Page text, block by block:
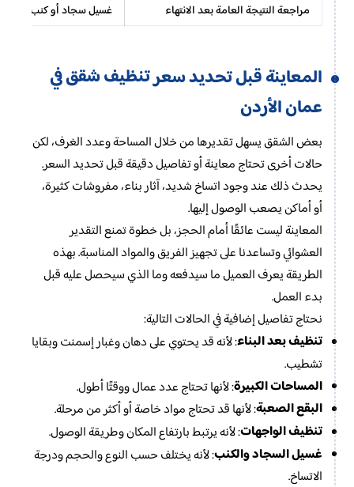
مراجعة النتيجة العامة بعد الانتهاء
غسيل سجاد أو كنب
المعاينة قبل تحديد سعرتنظيف شقق في
عمان الأردن
بعض الشقق يسهل تقديرها من خلال المساحة وعدد الغرف، لكن
حالات أخرى تحتاج معاينة أو تفاصيل دقيقة قبل تحديد السعر.
يحدث ذلك عند وجود اتساخ شديد، آثار بناء، مفروشات كثيرة،
أو أماكن يصعب الوصول إليها.
المعاينة ليست عائقًا أمام الحجز، بل خطوة تمنع التقدير
العشوائي وتساعدنا على تجهيز الفريق والمواد المناسبة. بهذه
الطريقة يعرف العميل ما سيدفعه وما الذي سيحصل عليه قبل
بدء العمل.
نحتاج تفاصيل إضافية في الحالات التالية:
تنظيف بعد البناء: لأنه قد يحتوي على دهان وغبار إسمنت وبقايا
تشطيب.
المساحات الكبيرة: لأنها تحتاج عدد عمال ووقتًا أطول.
البقع الصعبة: لأنها قد تحتاج مواد خاصة أو أكثر من مرحلة.
تنظيف الواجهات: لأنه يرتبط بارتفاع المكان وطريقة الوصول.
غسيل السجاد والكنب: لأنه يختلف حسب النوع والحجم ودرجة
الاتساخ.